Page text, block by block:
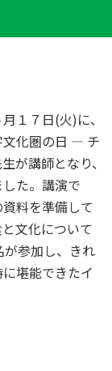
１７日(火)に、
文化圏の日 ― チ
が講師となり、
た。講演で
料を準備して
文化について
参加し、きれ
堪能できたイ